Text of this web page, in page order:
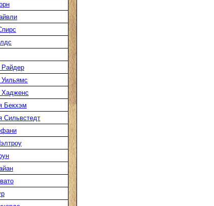
Райдер
Уильямс
Хадженс
Бекхэм
Сильвстедт